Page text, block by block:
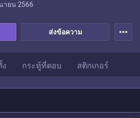
ส่งข้อความ
ายน 2566
more_horiz
กระทู้ที่ตอบ สติกเกอร์